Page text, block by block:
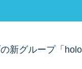
新グループ「